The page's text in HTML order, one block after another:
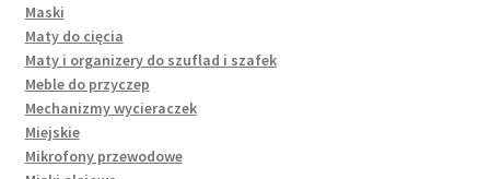
Maski
Maty do cięcia
Maty i organizery do szuflad i szafek
Meble do przyczep
Mechanizmy wycieraczek
Miejskie
Mikrofony przewodowe